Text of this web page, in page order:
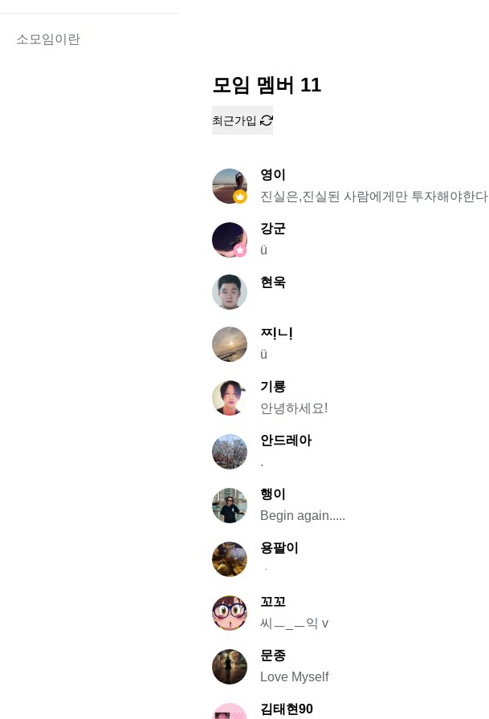
소모임이란
모임 멤버 11
최근가입
영이
진실은,진실된 사람에게만 투자해야한다
강군
ü
현욱
ㅉļㄴļ
ü
기룡
안녕하세요!
안드레아
.
행이
Begin again.....
용팔이
ᆞ
꼬꼬
씨ㅡ_ㅡ익 v
문종
Love Myself
김태현90